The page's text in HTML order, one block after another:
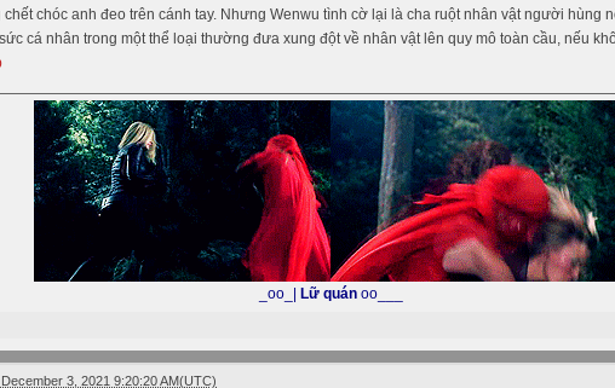
chóc anh đeo trên cánh tay. Nhưng Wenwu tình cờ lại là cha ruột nhân vật người hùng
cá nhân trong một thể loại thường đưa xung đột về nhân vật lên quy mô toàn cầu, nếu
_oo_| Lữ quán oo___
3, 2021 9:20:20 AM(UTC)